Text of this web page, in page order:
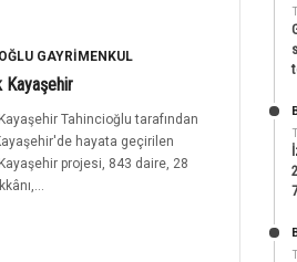
GAYRIMENKUL
Kayaşehir
Tahincioğlu tarafından
hayata geçirilen
projesi, 843 daire, 28